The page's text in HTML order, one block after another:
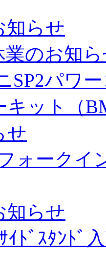
知らせ
業のお知
SP2パワ
キット（
せ
ォークイ
知らせ
ｲﾄﾞｽﾀﾝﾄﾞ